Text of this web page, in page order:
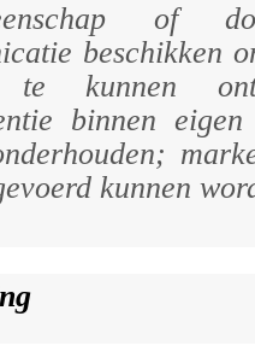
of
beschikken
te kunnen
binnen
kunnen